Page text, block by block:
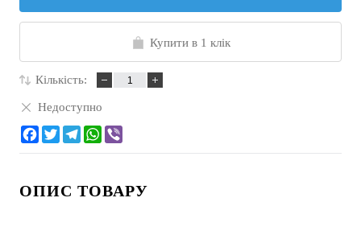
Купити в 1 клік
Кількість:
Недоступно
ОПИС ТОВАРУ